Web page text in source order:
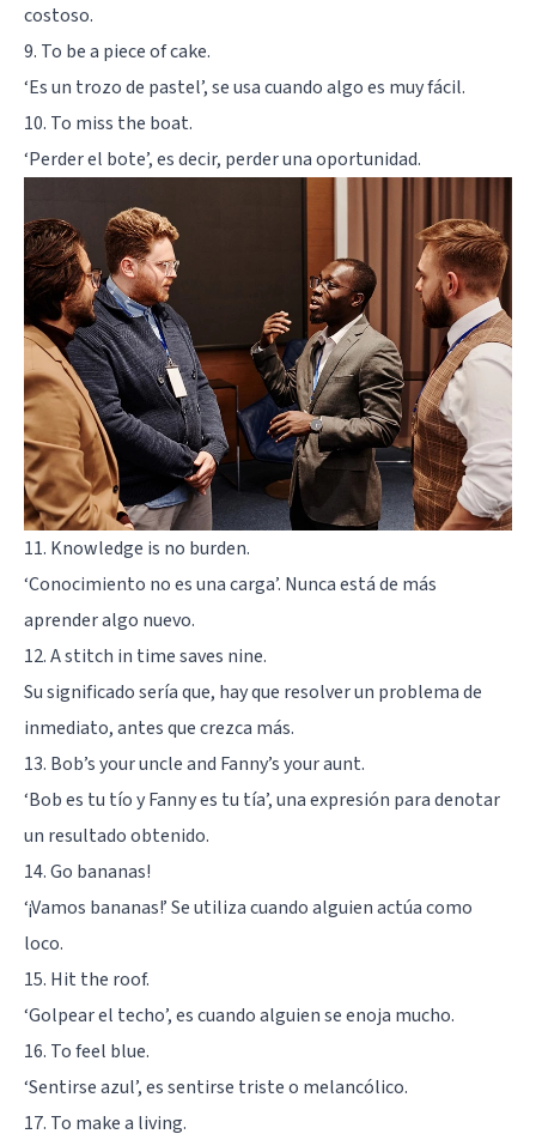
costoso.
9. To be a piece of cake.
‘Es un trozo de pastel’, se usa cuando algo es muy fácil.
10. To miss the boat.
‘Perder el bote’, es decir, perder una oportunidad.
11. Knowledge is no burden.
‘Conocimiento no es una carga’. Nunca está de más
aprender algo nuevo.
12. A stitch in time saves nine.
Su significado sería que, hay que resolver un problema de
inmediato, antes que crezca más.
13. Bob’s your uncle and Fanny’s your aunt.
‘Bob es tu tío y Fanny es tu tía’, una expresión para denotar
un resultado obtenido.
14. Go bananas!
‘¡Vamos bananas!’ Se utiliza cuando alguien actúa como
loco.
15. Hit the roof.
‘Golpear el techo’, es cuando alguien se enoja mucho.
16. To feel blue.
‘Sentirse azul’, es sentirse triste o melancólico.
17. To make a living.